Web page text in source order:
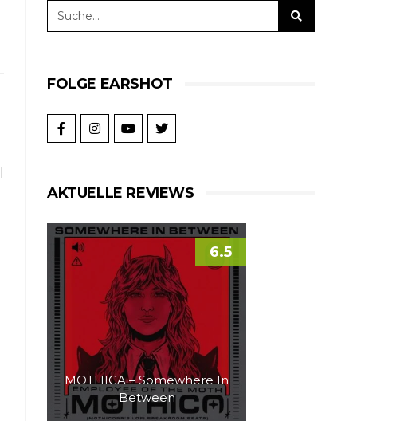
FOLGE EARSHOT
AKTUELLE REVIEWS
MOTHICA – Somewhere In
Between
6.5